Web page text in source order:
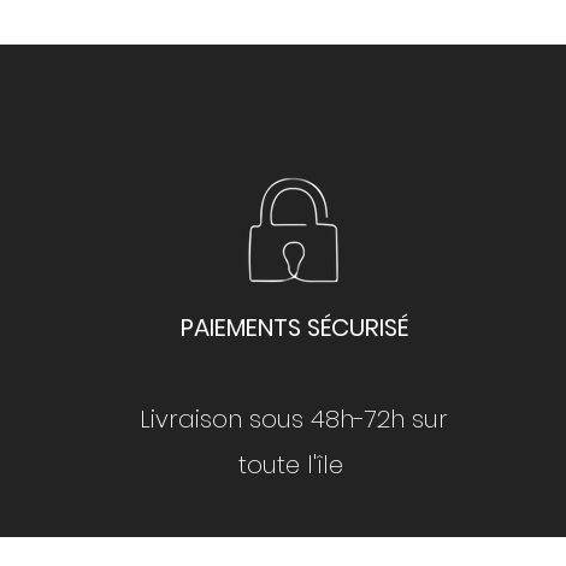
PAIEMENTS SÉCURISÉ
Livraison sous 48h-72h sur
toute l'île